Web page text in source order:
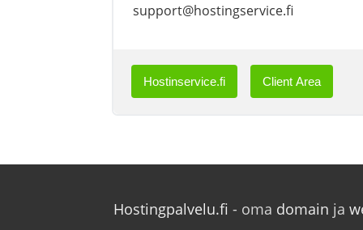
support@hostingservice.fi
Hostinservice.fi Client Area
Hostingpalvelu.fi - oma domain ja